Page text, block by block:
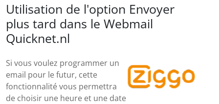
Utilisation de l'option Envoyer
plus tard dans le Webmail
Quicknet.nl
Si vous voulez programmer un
email pour le futur, cette
fonctionnalité vous permettra
de choisir une heure et une date